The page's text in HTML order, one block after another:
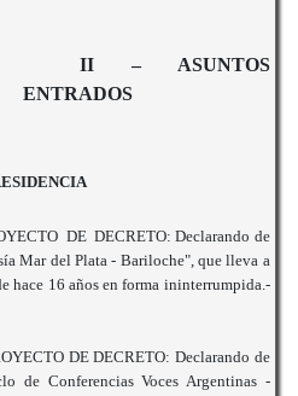
II – ASUNTOS
ENTRADOS
DE DECRETO: Declarando de
Mar del Plata - Bariloche", que lleva a
hace 16 años en forma ininterrumpida.-
DE DECRETO: Declarando de
de Conferencias Voces Argentinas -